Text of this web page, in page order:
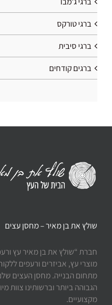
ברגי טורקס
ברגי סיבית
ברגים קודחים
שולץ את בן מאיר – מחסן עצים
חברת “שולץ את בן מאיר עץ
מוצרי עץ, אביזרים ורעפים
מתחום הבנייה. מחסן העצים
הגבוהה ביותר וברשותינו צוות
מקצועיים.